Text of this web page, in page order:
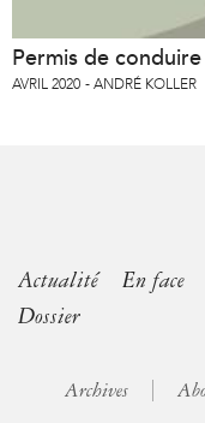
Permis de
AVRIL 2020 ANDRÉ KOLLER
Actualité En face
Dossier
Archives